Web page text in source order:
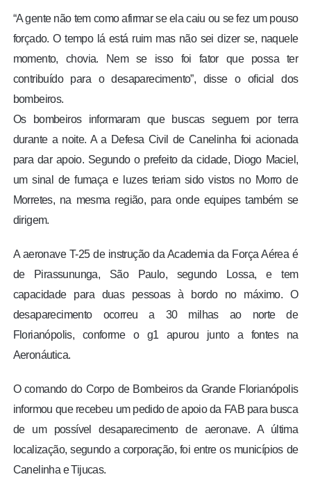
“A gente não tem como afirmar se ela caiu ou se fez um pouso
forçado. O tempo lá está ruim mas não sei dizer se, naquele
momento, chovia. Nem se isso foi fator que possa ter
contribuído para o desaparecimento”, disse o oficial dos
bombeiros.
Os bombeiros informaram que buscas seguem por terra
durante a noite. A a Defesa Civil de Canelinha foi acionada
para dar apoio. Segundo o prefeito da cidade, Diogo Maciel,
um sinal de fumaça e luzes teriam sido vistos no Morro de
Morretes, na mesma região, para onde equipes também se
dirigem.
A aeronave T-25 de instrução da Academia da Força Aérea é
de Pirassununga, São Paulo, segundo Lossa, e tem
capacidade para duas pessoas à bordo no máximo. O
desaparecimento ocorreu a 30 milhas ao norte de
Florianópolis, conforme o g1 apurou junto a fontes na
Aeronáutica.
O comando do Corpo de Bombeiros da Grande Florianópolis
informou que recebeu um pedido de apoio da FAB para busca
de um possível desaparecimento de aeronave. A última
localização, segundo a corporação, foi entre os municípios de
Canelinha e Tijucas.